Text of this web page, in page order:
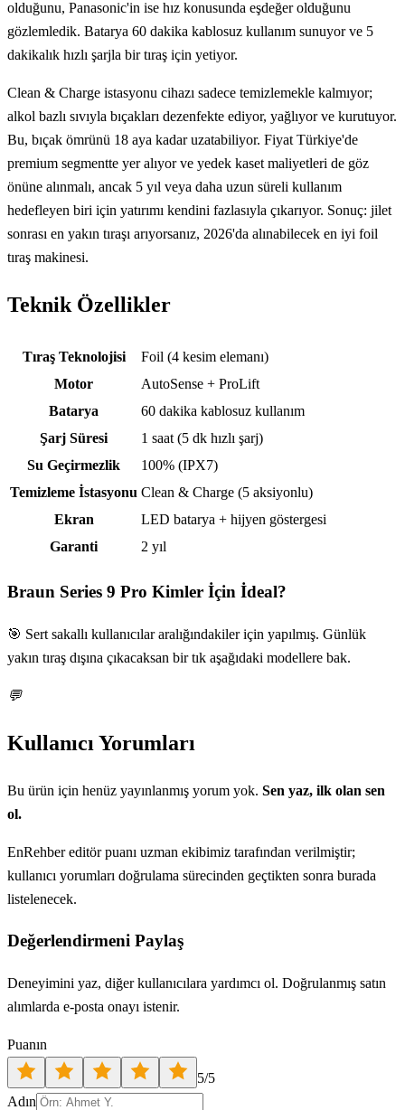
olduğunu, Panasonic'in ise hız konusunda eşdeğer olduğunu
gözlemledik. Batarya 60 dakika kablosuz kullanım sunuyor ve 5
dakikalık hızlı şarjla bir tıraş için yetiyor.
Clean & Charge istasyonu cihazı sadece temizlemekle kalmıyor;
alkol bazlı sıvıyla bıçakları dezenfekte ediyor, yağlıyor ve kurutuyor.
Bu, bıçak ömrünü 18 aya kadar uzatabiliyor. Fiyat Türkiye'de
premium segmentte yer alıyor ve yedek kaset maliyetleri de göz
önüne alınmalı, ancak 5 yıl veya daha uzun süreli kullanım
hedefleyen biri için yatırımı kendini fazlasıyla çıkarıyor. Sonuç: jilet
sonrası en yakın tıraşı arıyorsanız, 2026'da alınabilecek en iyi foil
tıraş makinesi.
Teknik Özellikler
Teknik özellikler
Tıraş Teknolojisi
Foil (4 kesim elemanı)
Motor
AutoSense + ProLift
Batarya
60 dakika kablosuz kullanım
Şarj Süresi
1 saat (5 dk hızlı şarj)
Su Geçirmezlik
100% (IPX7)
Temizleme İstasyonu Clean & Charge (5 aksiyonlu)
Ekran
LED batarya + hijyen göstergesi
Garanti
2 yıl
Braun Series 9 Pro Kimler İçin İdeal?
🎯 Sert sakallı kullanıcılar aralığındakiler için yapılmış. Günlük
yakın tıraş dışına çıkacaksan bir tık aşağıdaki modellere bak.
💬
Kullanıcı Yorumları
Bu ürün için henüz yayınlanmış yorum yok. Sen yaz, ilk olan sen
ol.
EnRehber editör puanı uzman ekibimiz tarafından verilmiştir;
kullanıcı yorumları doğrulama sürecinden geçtikten sonra burada
listelenecek.
Değerlendirmeni Paylaş
Deneyimini yaz, diğer kullanıcılara yardımcı ol. Doğrulanmış satın
alımlarda e-posta onayı istenir.
Puanın
5/5
Adın